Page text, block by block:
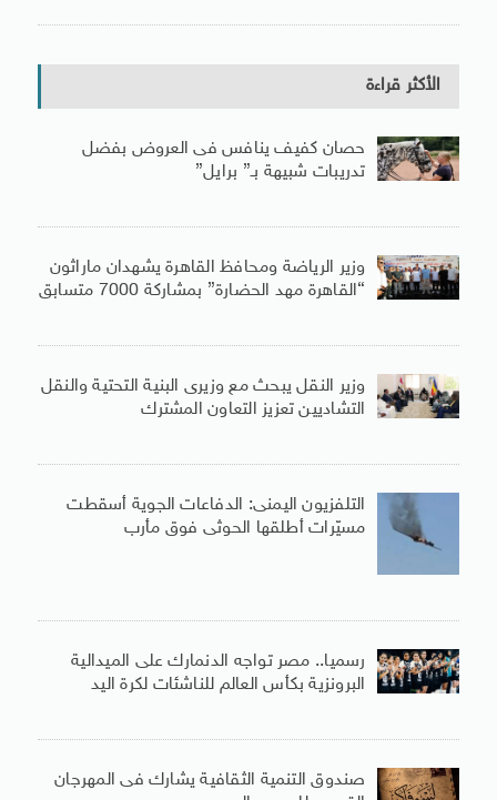
الأكثر قراءة
حصان كفيف ينافس فى العروض بفضل
تدريبات شبيهة بـ” برايل”
وزير الرياضة ومحافظ القاهرة يشهدان ماراثون
“القاهرة مهد الحضارة” بمشاركة 7000 متسابق
وزير النقل يبحث مع وزيرى البنية التحتية والنقل
التشاديين تعزيز التعاون المشترك
التلفزيون اليمنى: الدفاعات الجوية أسقطت
مسيّرات أطلقها الحوثى فوق مأرب
رسميا.. مصر تواجه الدنمارك على الميدالية
البرونزية بكأس العالم للناشئات لكرة اليد
صندوق التنمية الثقافية يشارك فى المهرجان